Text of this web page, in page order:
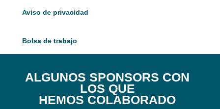
Aviso de privacidad
Bolsa de trabajo
ALGUNOS SPONSORS CON
LOS QUE
HEMOS COLABORADO